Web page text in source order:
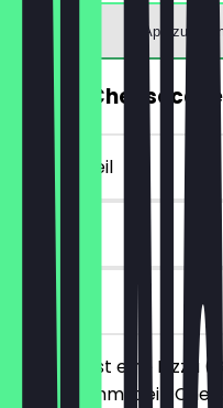
App zum
GRATIS Cheesecake
~€ 4 Vorteil
7 Tage
vor Ort
Du bestellst eine Pizza
und bekommst ein